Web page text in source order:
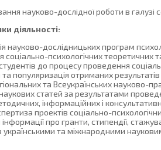
науково-дослідної роботи в галузі
діяльності:
науково-дослідницьких програм
соціально-психологічних теоретичних
до процесу проведення
популяризація отриманих результатів
та Всеукраїнських науково-
наукових статей за результатами
інформаційних і
проектів соціально-
про гранти, стипендії,
українськими та міжнародними